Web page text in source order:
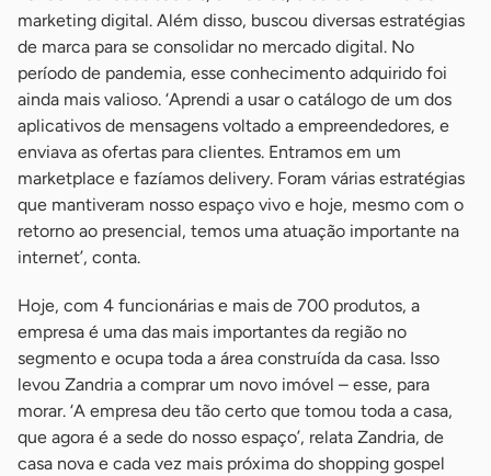
marketing digital. Além disso, buscou diversas estratégias
de marca para se consolidar no mercado digital. No
período de pandemia, esse conhecimento adquirido foi
ainda mais valioso. ‘Aprendi a usar o catálogo de um dos
aplicativos de mensagens voltado a empreendedores, e
enviava as ofertas para clientes. Entramos em um
marketplace e fazíamos delivery. Foram várias estratégias
que mantiveram nosso espaço vivo e hoje, mesmo com o
retorno ao presencial, temos uma atuação importante na
internet’, conta.
Hoje, com 4 funcionárias e mais de 700 produtos, a
empresa é uma das mais importantes da região no
segmento e ocupa toda a área construída da casa. Isso
levou Zandria a comprar um novo imóvel – esse, para
morar. ‘A empresa deu tão certo que tomou toda a casa,
que agora é a sede do nosso espaço’, relata Zandria, de
casa nova e cada vez mais próxima do shopping gospel